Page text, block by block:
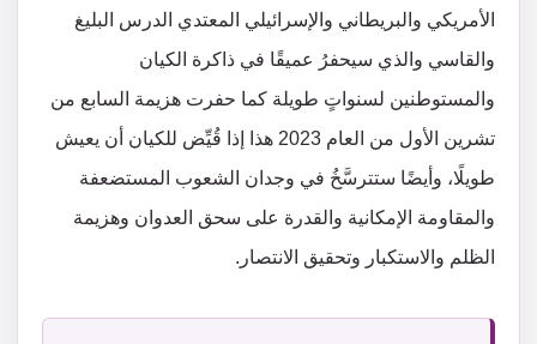
الأمريكي والبريطاني والإسرائيلي المعتدي الدرس البليغ
والقاسي والذي سيحفرُ عميقًا في ذاكرة الكيان
والمستوطنين لسنواتٍ طويلة كما حفرت هزيمة السابع من
تشرين الأول من العام 2023 هذا إذا قُيِّض للكيان أن يعيش
طويلًا، وأيضًا ستترسَّخُ في وجدان الشعوب المستضعفة
والمقاومة الإمكانية والقدرة على سحق العدوان وهزيمة
الظلم والاستكبار وتحقيق الانتصار.